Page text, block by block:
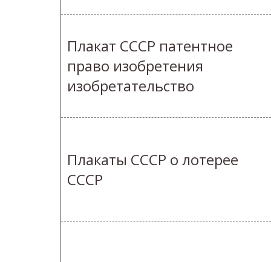
Плакат СССР патентное
право изобретения
изобретательство
Плакаты СССР о лотерее
СССР